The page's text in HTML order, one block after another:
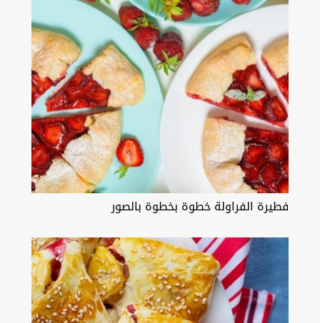
فطيرة الفراولة خطوة بخطوة بالصور